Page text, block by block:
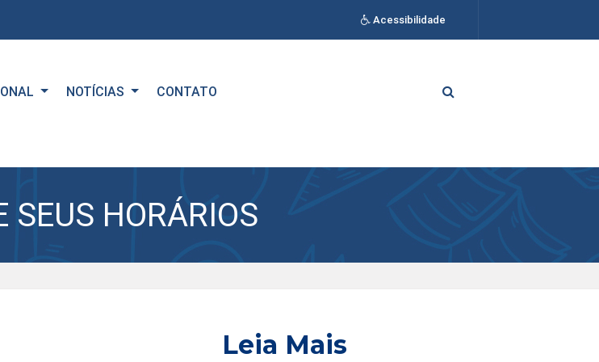
Acessibilidade
NOTÍCIAS CONTATO
SEUS HORÁRIOS
Leia Mais